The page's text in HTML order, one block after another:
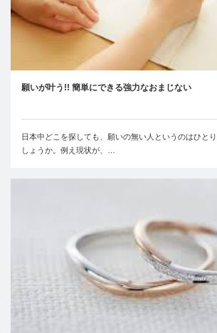
願いが叶う!! 簡単にできる強力なおまじない
日本中どこを探しても、願いの無い人というのはひと
しょうか。例え現状が、…